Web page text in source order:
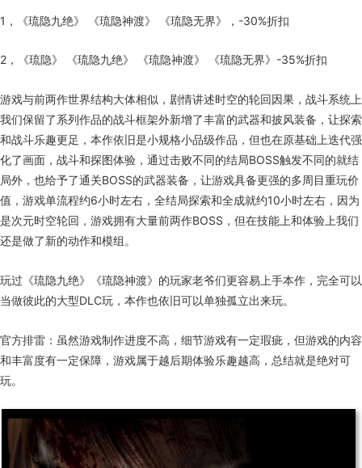
1，《琉隐九绝》 《琉隐神渡》 《琉隐无界》，-30%折扣
2，《琉隐》 《琉隐九绝》 《琉隐神渡》 《琉隐无界》-35%折扣
游戏与前两作世界结构大体相似，剧情讲述时空的轮回因果，战斗系统上
我们保留了系列作品的战斗框架外新增了丰富的武器和披风装备，让探索
和战斗乐趣更足，本作依旧是小规格小品级作品，但也在原基础上迭代强
化了画面，战斗和探图体验，通过击败不同的结局BOSS触发不同的就结
局外，也给予了通关BOSS的武器装备，让游戏具备更强的多周目重玩价
值，游戏单流程约6小时左右，全结局探索和全成就约10小时左右，因为
是次元时空轮回，游戏拥有大量前两作BOSS，但在技能上和体验上我们
还是做了新的动作和模组。
玩过《琉隐九绝》《琉隐神渡》的玩家老爷们更容易上手本作，完全可以
当做彼此的大型DLC玩，本作也依旧可以单独孤立出来玩。
官方排雷：虽然游戏制作进度不高，细节游戏有一定瑕疵，但游戏的内容
和丰富度有一定保障，游戏属于越后期体验乐趣越高，总结就是绝对可
玩。